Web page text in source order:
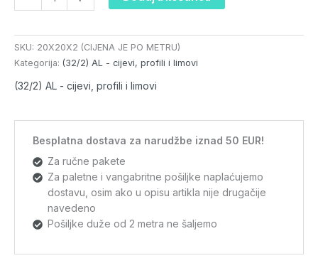
SKU: 20X20X2 (CIJENA JE PO METRU)
Kategorija: (32/2) AL - cijevi, profili i limovi
(32/2) AL - cijevi, profili i limovi
Besplatna dostava za narudžbe iznad 50 EUR!
Za ručne pakete
Za paletne i vangabritne pošiljke naplaćujemo
dostavu, osim ako u opisu artikla nije drugačije
navedeno
Pošiljke duže od 2 metra ne šaljemo